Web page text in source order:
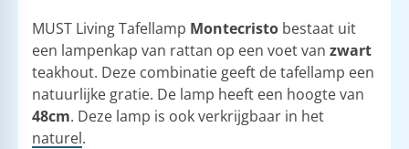
MUST Living Tafellamp Montecristo bestaat uit
een lampenkap van rattan op een voet van zwart
teakhout. Deze combinatie geeft de tafellamp een
natuurlijke gratie. De lamp heeft een hoogte van
48cm. Deze lamp is ook verkrijgbaar in het
naturel.